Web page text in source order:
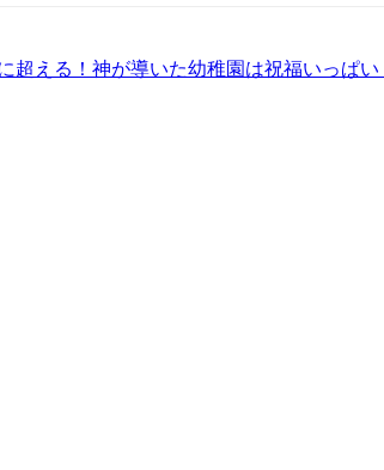
超える！神が導いた幼稚園は祝福いっぱい